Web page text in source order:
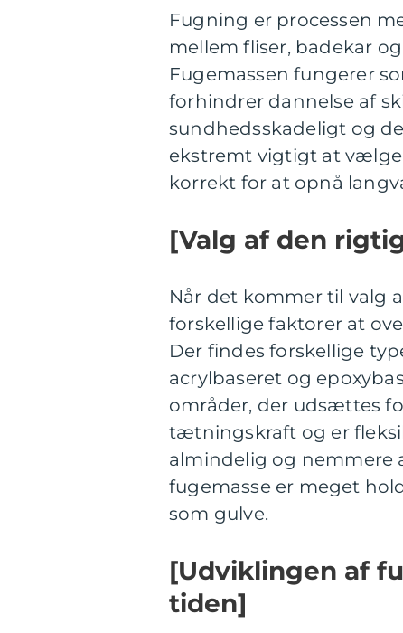
Fugning er processen
mellem fliser, badekar
Fugemassen fungerer
forhindrer dannelse af
sundhedsskadeligt og
ekstremt vigtigt at
korrekt for at opnå
[Valg af den
Når det kommer til valg
forskellige faktorer at
Der findes forskellige
acrylbaseret og
områder, der udsættes
tætningskraft og er
almindelig og nemmere
fugemasse er meget
som gulve.
[Udviklingen af
tiden]